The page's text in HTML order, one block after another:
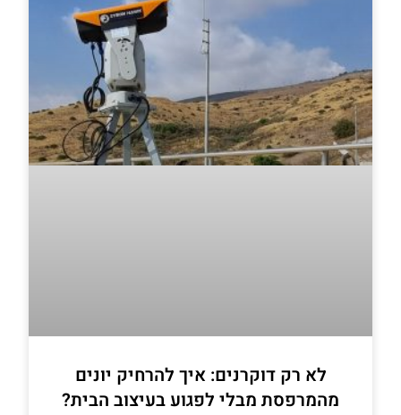
לא רק דוקרנים: איך להרחיק יונים
מהמרפסת מבלי לפגוע בעיצוב הבית?